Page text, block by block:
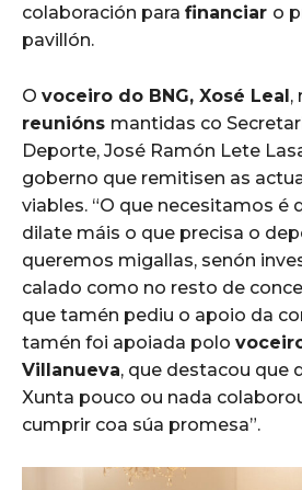
colaboración para financiar o
pavillón.
O voceiro do BNG, Xosé Leal,
reunións mantidas co
Deporte, José Ramón Lete
goberno que remitisen as
viables. “O que necesitamos é
dilate máis o que precisa o
queremos migallas, senón
calado como no resto de
que tamén pediu o apoio da
tamén foi apoiada polo
Villanueva, que destacou que
Xunta pouco ou nada
cumprir coa súa promesa”.